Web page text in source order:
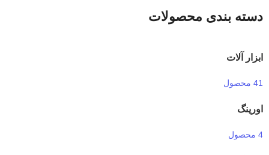
دسته بندی محصولات
ابزار آلات
41 محصول
اورینگ
4 محصول